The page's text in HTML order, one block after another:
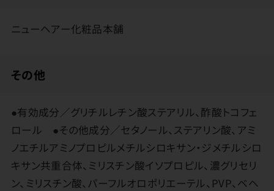
ニューヘアー化粧品本舗
その他
●有効成分／グリチルレチン酸ステアリル、酢酸トコフェ
ロール ●その他成分／セタノール、ステアリン酸、アミ
ノエチルアミノプロピルメチルシロキサン・ジメチルシロ
キサン共重合体、ミリスチン酸イソプロピル、濃グリセリ
ン、ミリスチン酸、パーフルオロポリエーテル、PVP、ベヘ